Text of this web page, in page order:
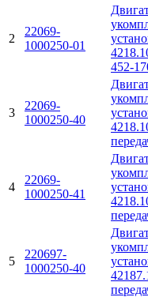
2
22069-
1000250-01
452-
3
22069-
1000250-40
4
22069-
1000250-41
5
220697-
1000250-40